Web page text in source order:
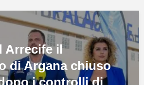
Arrecife il
di Argana chiuso
i controlli di